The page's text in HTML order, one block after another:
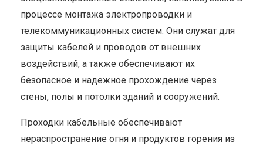
процессе монтажа электропроводки и
телекоммуникационных систем. Они служат для
защиты кабелей и проводов от внешних
воздействий, а также обеспечивают их
безопасное и надежное прохождение через
стены, полы и потолки зданий и сооружений.
Проходки кабельные обеспечивают
нераспространение огня и продуктов горения из